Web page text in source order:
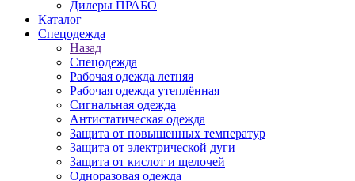
Дилеры ПРАБО
Каталог
Спецодежда
Назад
Спецодежда
Рабочая одежда летняя
Рабочая одежда утеплённая
Сигнальная одежда
Антистатическая одежда
Защита от повышенных температур
Защита от электрической дуги
Защита от кислот и щелочей
Одноразовая одежда